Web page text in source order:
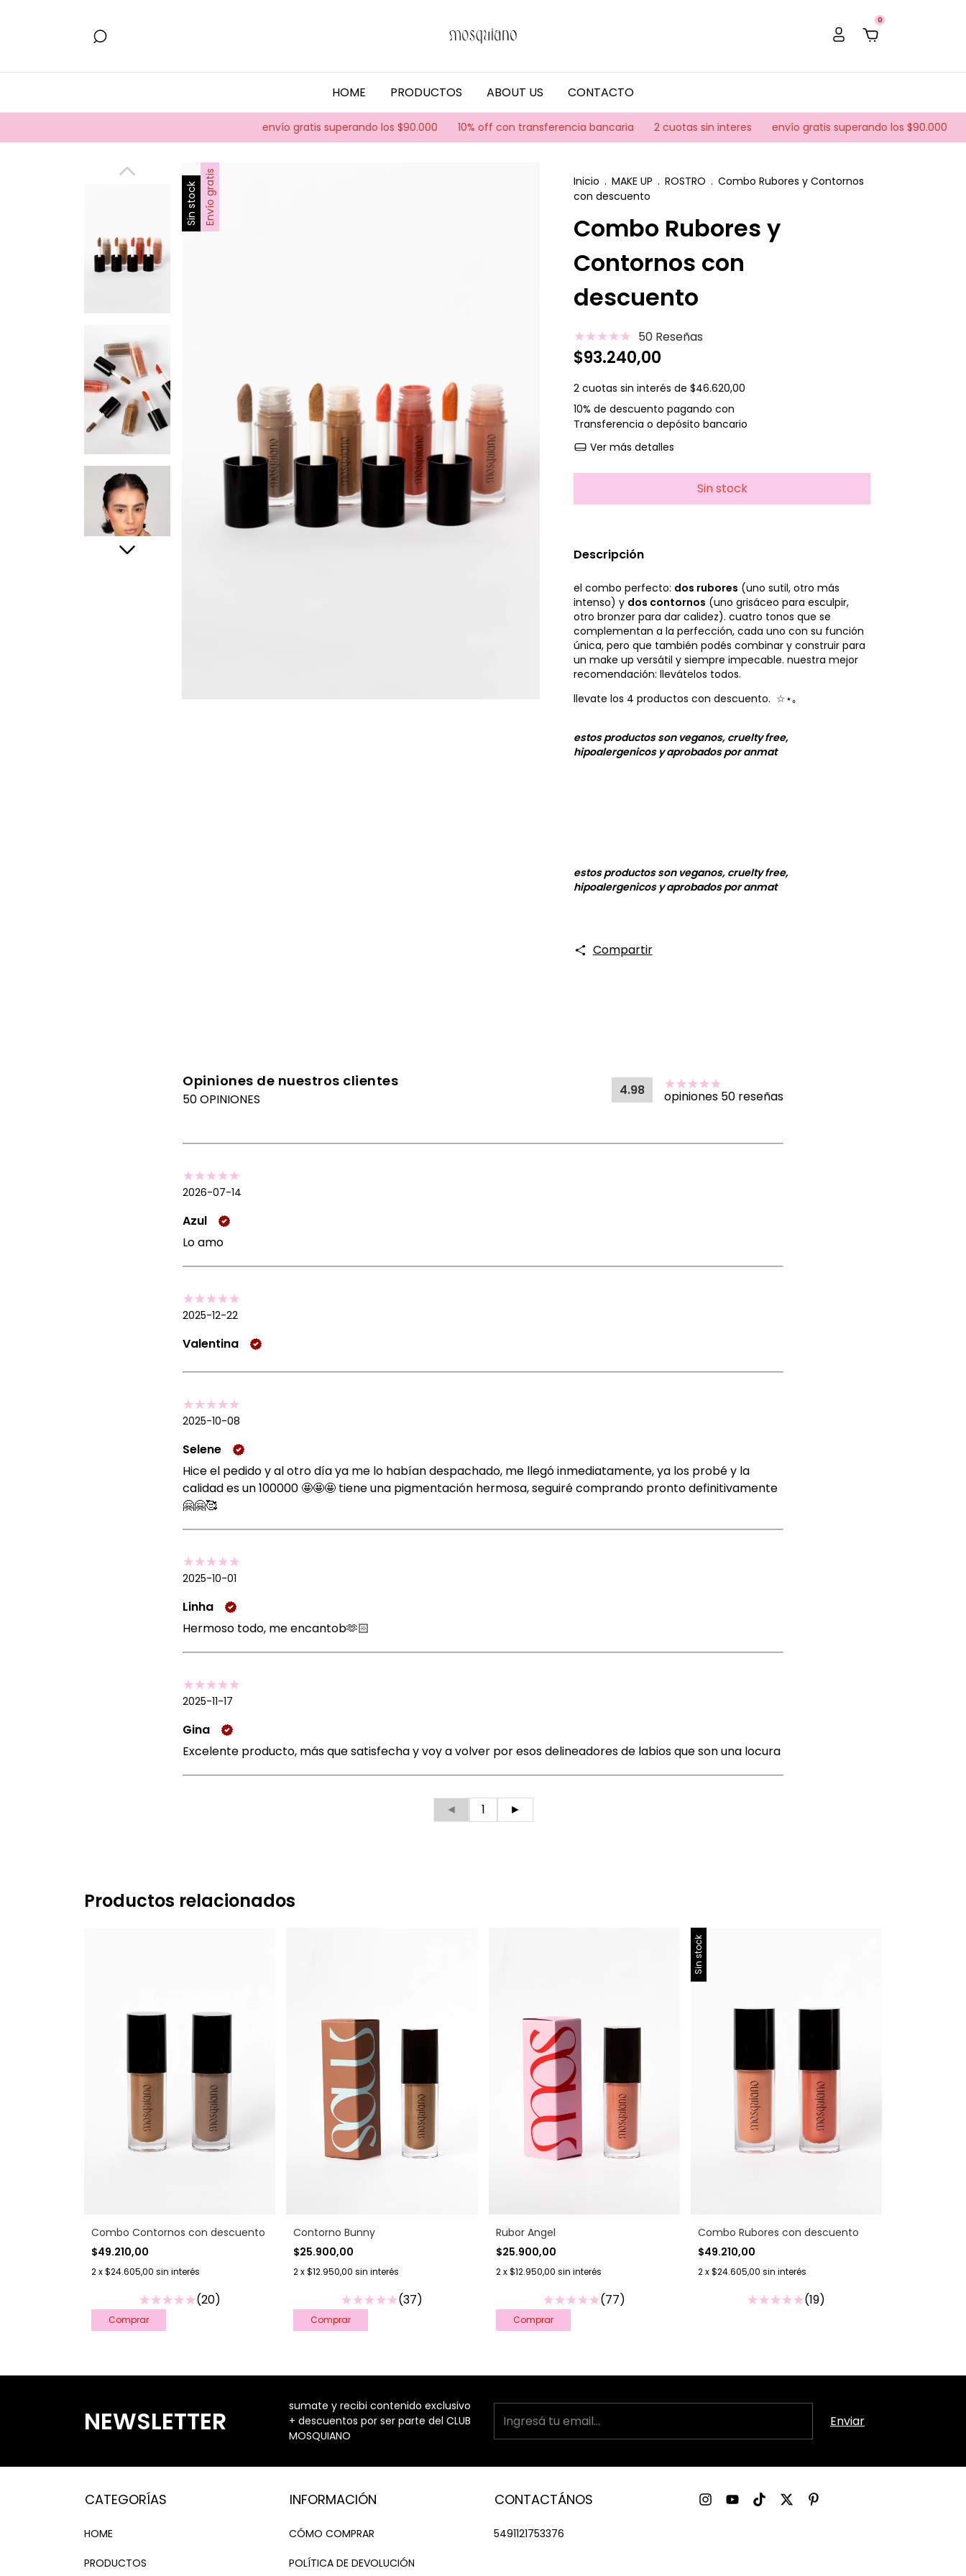
0
HOME PRODUCTOS ABOUT US CONTACTO
envío gratis superando los $90.000 10% off con transferencia bancaria 2 cuotas sin interes envío gratis superando los $90.000 10%
Sin stock Envío gratis Inicio . MAKE UP . ROSTRO . Combo Rubores y Contornos
con descuento
Combo Rubores y
Contornos con
descuento
50 Reseñas
$93.240,00
2 cuotas sin interés de $46.620,00
10% de descuento pagando con
Transferencia o depósito bancario
Ver más detalles
Descripción
el combo perfecto: dos rubores (uno sutil, otro más
intenso) y dos contornos (uno grisáceo para esculpir,
otro bronzer para dar calidez). cuatro tonos que se
complementan a la perfección, cada uno con su función
única, pero que también podés combinar y construir para
un make up versátil y siempre impecable. nuestra mejor
recomendación: llevátelos todos.
llevate los 4 productos con descuento. ☆⋆｡
estos productos son veganos, cruelty free,
hipoalergenicos y aprobados por anmat
estos productos son veganos, cruelty free,
hipoalergenicos y aprobados por anmat
Compartir
Opiniones de nuestros clientes
50 OPINIONES
4.98 opiniones 50 reseñas
2026-07-14
Azul
Lo amo
2025-12-22
Valentina
2025-10-08
Selene
Hice el pedido y al otro día ya me lo habían despachado, me llegó inmediatamente, ya los probé y la
calidad es un 100000 🤩🤩🤩 tiene una pigmentación hermosa, seguiré comprando pronto definitivamente
🤗🤗🥰
2025-10-01
Linha
Hermoso todo, me encantob🫶🏻
2025-11-17
Gina
Excelente producto, más que satisfecha y voy a volver por esos delineadores de labios que son una locura
◄ 1 ►
Productos relacionados
Combo Contornos con descuento
$49.210,00
2x$24.605,00 sin interés
(20)
Contorno Bunny
$25.900,00
2x$12.950,00 sin interés
(37)
Rubor Angel
$25.900,00
2 x$12.950,00 sin interés
(77)
Sin stock
Combo Rubores con descuento
$49.210,00
2x$24.605,00 sin interés
(19)
NEWSLETTER
sumate y recibi contenido exclusivo
+ descuentos por ser parte del CLUB
MOSQUIANO
CATEGORÍAS
HOME
PRODUCTOS
INFORMACIÓN
CÓMO COMPRAR
POLÍTICA DE DEVOLUCIÓN
CONTACTÁNOS
5491121753376